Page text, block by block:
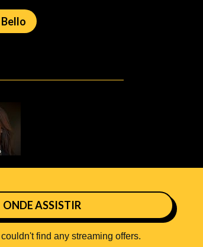
ONDE ASSISTIR